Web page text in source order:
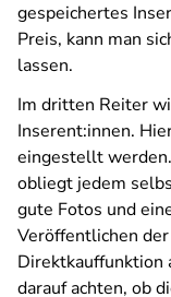
gespeichertes
Preis, kann man
lassen.
Im dritten Reiter
Inserent:innen.
eingestellt
obliegt jedem
gute Fotos und
Veröffentlichen
Direktkauffunktion
darauf achten, ob